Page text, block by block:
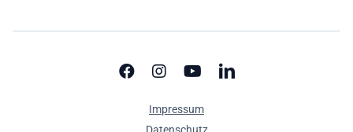
Impressum
Datenschutz